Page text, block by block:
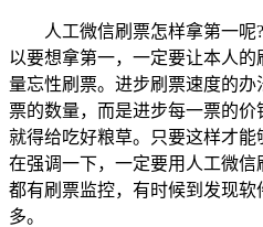
人工微信刷票怎样拿第一呢?
以要想拿第一，一定要让本人
量忘性刷票。进步刷票速度的
票的数量，而是进步每一票的价
就得给吃好粮草。只要这样才
在强调一下，一定要用人工微
都有刷票监控，有时候到发现
多。